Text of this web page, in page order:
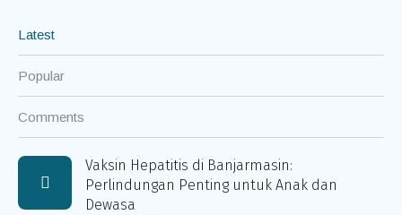
Latest
Popular
Comments
Vaksin Hepatitis di Banjarmasin:
Perlindungan Penting untuk Anak dan
Dewasa